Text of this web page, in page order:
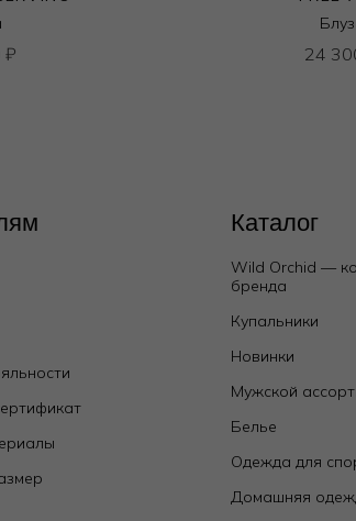
₽ 24
Каталог
Wild Orchid —
бренда
Купальники
Новинки
Мужской
Белье
Одежда для
Домашняя